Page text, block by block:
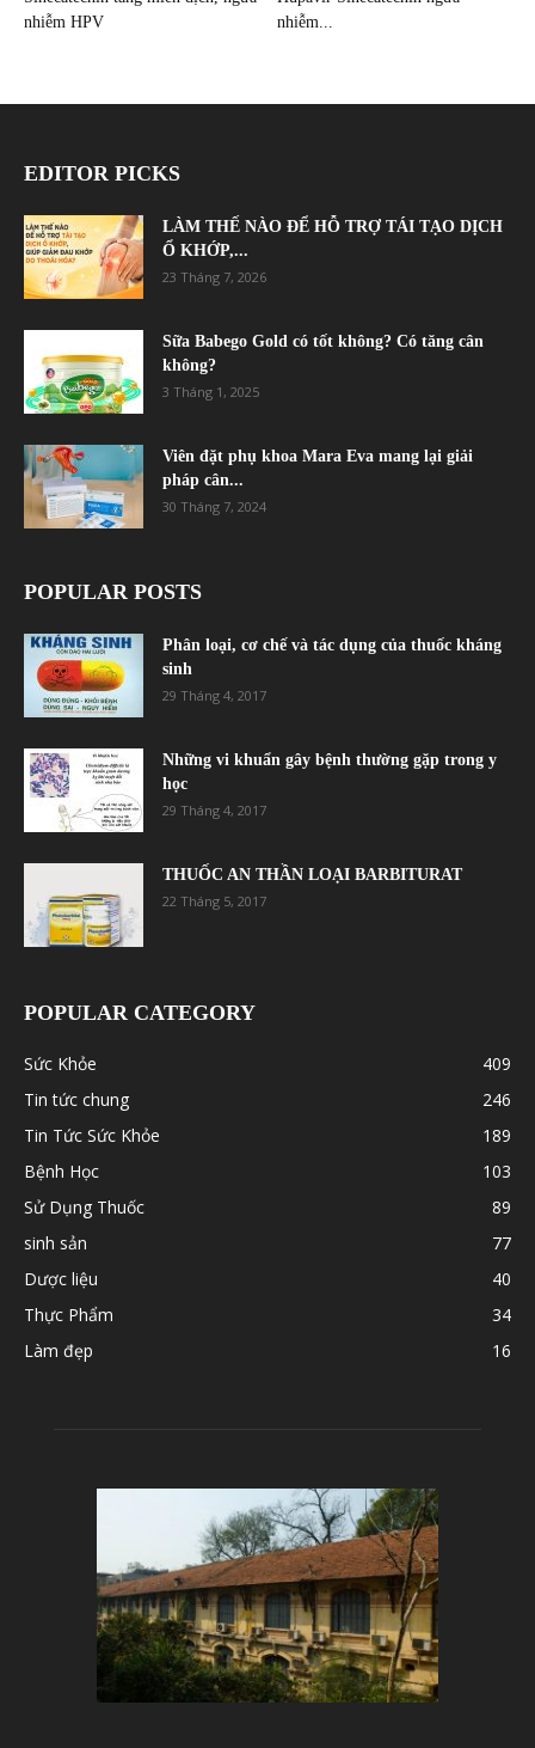
nhiễm HPV
nhiễm...
EDITOR PICKS
LÀM THẾ NÀO ĐỂ HỖ TRỢ TÁI TẠO DỊCH
Ổ KHỚP,...
23 Tháng 7, 2026
Sữa Babego Gold có tốt không? Có tăng cân
không?
3 Tháng 1, 2025
Viên đặt phụ khoa Mara Eva mang lại giải
pháp cân...
30 Tháng 7, 2024
POPULAR POSTS
Phân loại, cơ chế và tác dụng của thuốc kháng
sinh
29 Tháng 4, 2017
Những vi khuẩn gây bệnh thường gặp trong y
học
29 Tháng 4, 2017
THUỐC AN THẦN LOẠI BARBITURAT
22 Tháng 5, 2017
POPULAR CATEGORY
Sức Khỏe
409
Tin tức chung
246
Tin Tức Sức Khỏe
189
Bệnh Học
103
Sử Dụng Thuốc
89
sinh sản
77
Dược liệu
40
Thực Phẩm
34
Làm đẹp
16